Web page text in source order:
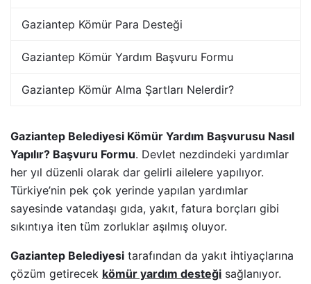
Gaziantep Kömür Para Desteği
Gaziantep Kömür Yardım Başvuru Formu
Gaziantep Kömür Alma Şartları Nelerdir?
Gaziantep Belediyesi Kömür Yardım Başvurusu Nasıl
Yapılır? Başvuru Formu. Devlet nezdindeki yardımlar
her yıl düzenli olarak dar gelirli ailelere yapılıyor.
Türkiye’nin pek çok yerinde yapılan yardımlar
sayesinde vatandaşı gıda, yakıt, fatura borçları gibi
sıkıntıya iten tüm zorluklar aşılmış oluyor.
Gaziantep Belediyesi tarafından da yakıt ihtiyaçlarına
çözüm getirecek kömür yardım desteği sağlanıyor.